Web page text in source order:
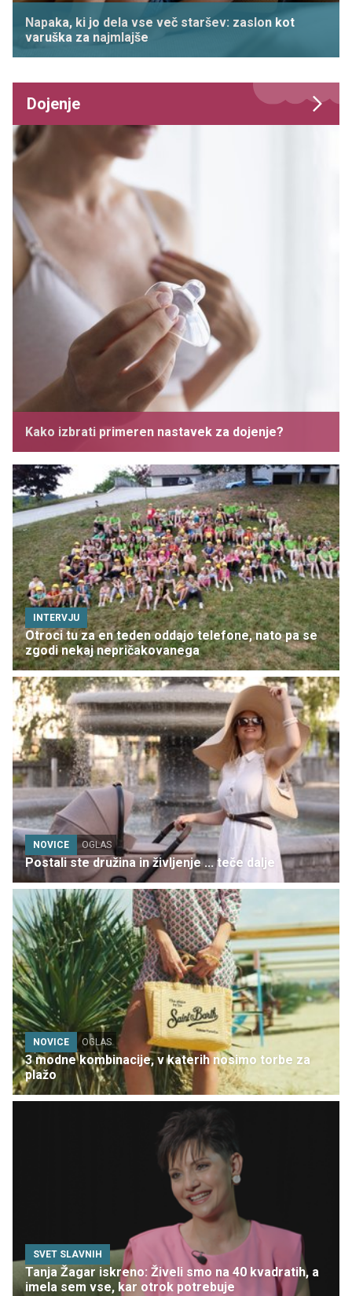
Napaka, ki jo dela vse več staršev: zaslon kot
varuška za najmlajše
Dojenje
Kako izbrati primeren nastavek za dojenje?
INTERVJU
Otroci tu za en teden oddajo telefone, nato pa se
zgodi nekaj nepričakovanega
NOVICE OGLAS
Postali ste družina in življenje ... teče dalje
NOVICE OGLAS
3 modne kombinacije, v katerih nosimo torbe za
plažo
SVET SLAVNIH
Tanja Žagar iskreno: Živeli smo na 40 kvadratih, a
imela sem vse, kar otrok potrebuje